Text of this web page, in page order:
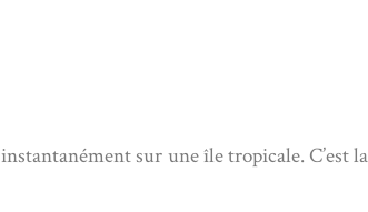
sur une île tropicale. C’est la